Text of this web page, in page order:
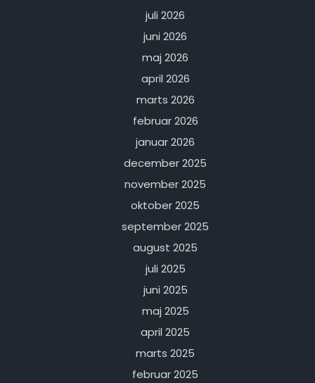
juli 2026
juni 2026
maj 2026
april 2026
marts 2026
februar 2026
januar 2026
december 2025
november 2025
oktober 2025
september 2025
august 2025
juli 2025
juni 2025
maj 2025
april 2025
marts 2025
februar 2025